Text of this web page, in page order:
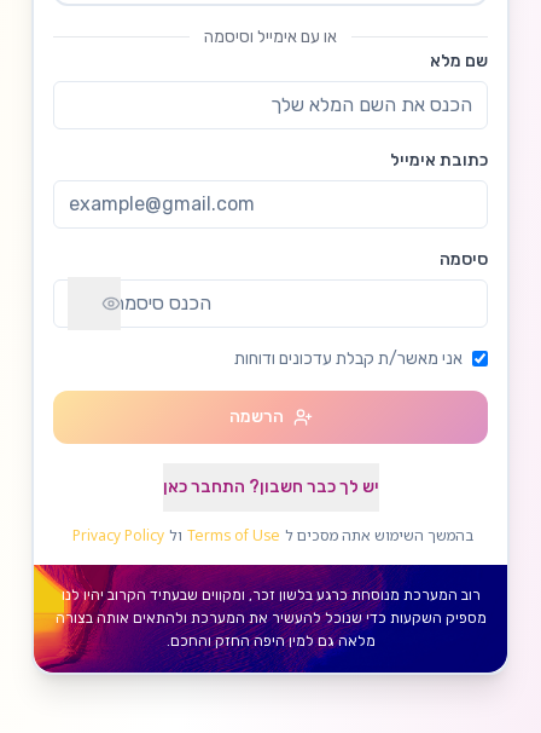
או עם אימייל וסיסמה
שם מלא
כתובת אימייל
סיסמה
אני מאשר/ת קבלת עדכונים ודוחות
הרשמה
יש לך כבר חשבון? התחבר כאן
בהמשך השימוש אתה מסכים ל Terms of Use ול Privacy Policy
רוב המערכת מנוסחת כרגע בלשון זכר, ומקווים שבעתיד הקרוב יהיו לנו
מספיק השקעות כדי שנוכל להעשיר את המערכת ולהתאים אותה בצורה
מלאה גם למין היפה החזק והחכם.